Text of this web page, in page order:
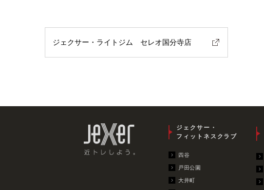
ジェクサー・ライトジム セレオ国分寺店
ジェクサー・
フィットネスクラブ
四谷
戸田公園
大井町